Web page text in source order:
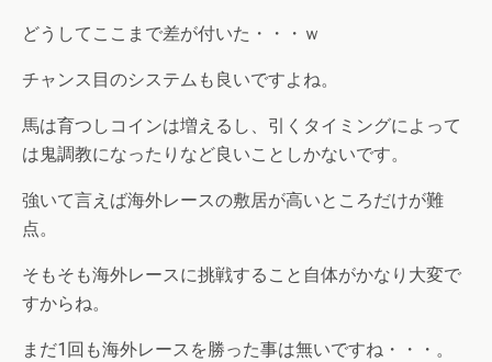
どうしてここまで差が付いた・・・ｗ
チャンス目のシステムも良いですよね。
馬は育つしコインは増えるし、引くタイミングによって
は鬼調教になったりなど良いことしかないです。
強いて言えば海外レースの敷居が高いところだけが難
点。
そもそも海外レースに挑戦すること自体がかなり大変で
すからね。
まだ1回も海外レースを勝った事は無いですね・・・。